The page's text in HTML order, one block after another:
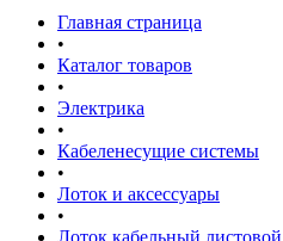
Главная страница
•
Каталог товаров
•
Электрика
•
Кабеленесущие системы
•
Лоток и аксессуары
•
Лоток кабельный листовой